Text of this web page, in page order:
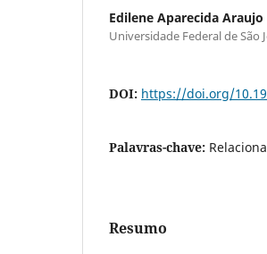
Edilene Aparecida Araujo
Universidade Federal de São
DOI: https://doi.org/
Palavras-chave:
Resumo